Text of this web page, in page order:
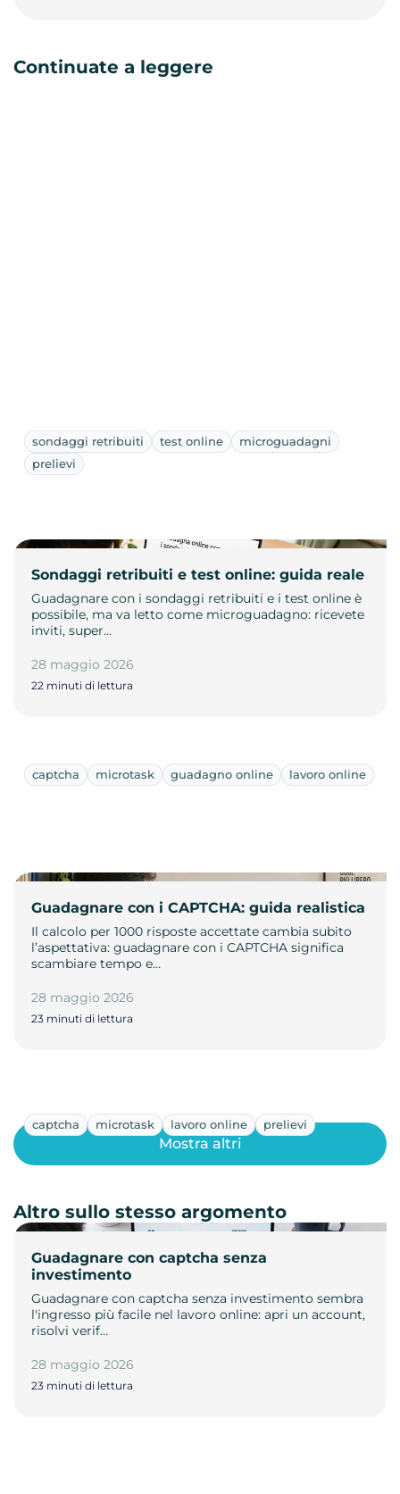
Continuate a leggere
sondaggi retribuiti test online
microguadagni
prelievi
Sondaggi retribuiti e test online: guida reale
Guadagnare con i sondaggi retribuiti e i test online è
possibile, ma va letto come microguadagno: ricevete
inviti, super…
28 maggio 2026
22 minuti di lettura
captcha microtask guadagno online lavoro online
Guadagnare con i CAPTCHA: guida realistica
Il calcolo per 1000 risposte accettate cambia subito
l’aspettativa: guadagnare con i CAPTCHA significa
scambiare tempo e…
28 maggio 2026
23 minuti di lettura
captcha microtask lavoro online prelievi
Guadagnare con captcha senza
investimento
Guadagnare con captcha senza investimento sembra
l'ingresso più facile nel lavoro online: apri un account,
risolvi verif…
28 maggio 2026
23 minuti di lettura
Mostra altri
Altro sullo stesso argomento